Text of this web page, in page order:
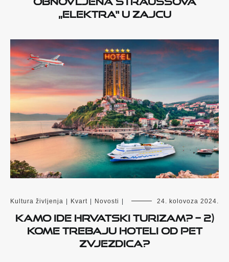
„Elektra“ u Zajcu
Kultura življenja | Kvart | Novosti | 24. kolovoza 2024.
Kamo ide hrvatski turizam? – 2)
Kome trebaju hoteli od pet
zvjezdica?